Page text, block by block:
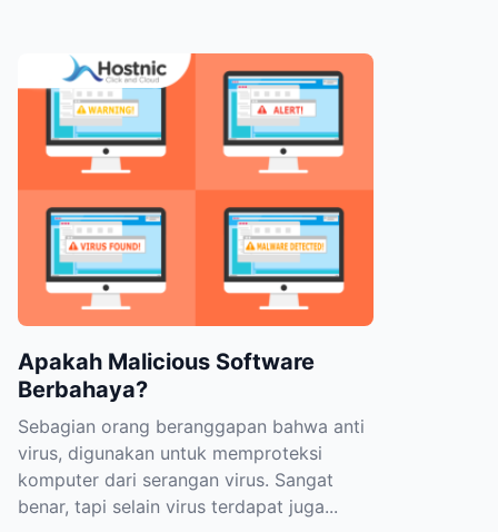
Apakah Malicious Software
Berbahaya?
Sebagian orang beranggapan bahwa anti
virus, digunakan untuk memproteksi
komputer dari serangan virus. Sangat
benar, tapi selain virus terdapat juga...